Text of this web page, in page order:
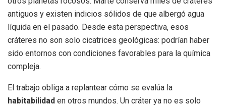
antiguos y existen indicios sólidos de que albergó agua
líquida en el pasado. Desde esta perspectiva, esos
cráteres no son solo cicatrices geológicas: podrían haber
sido entornos con condiciones favorables para la química
compleja.
El trabajo obliga a replantear cómo se evalúa la
habitabilidad en otros mundos. Un cráter ya no es solo